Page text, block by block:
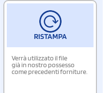
RISTAMPA
Verrà utilizzato il file
già in nostro possesso
come precedenti forniture.